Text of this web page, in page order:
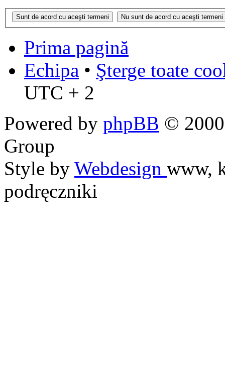
Prima pagină
Echipa • Şterge toate
UTC + 2
Powered by phpBB ©
Group
Style by Webdesign www,
podręczniki